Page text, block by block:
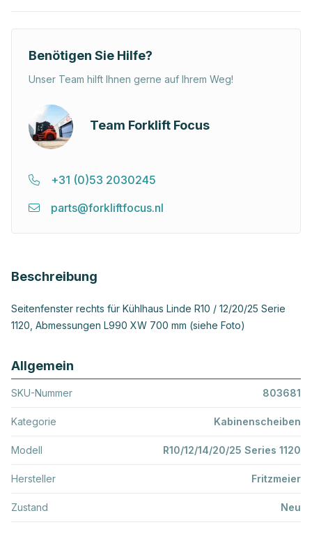
Benötigen Sie Hilfe?
Unser Team hilft Ihnen gerne auf Ihrem Weg!
Team Forklift Focus
+31 (0)53 2030245
parts@forkliftfocus.nl
Beschreibung
Seitenfenster rechts für Kühlhaus Linde R10 / 12/20/25 Serie
1120, Abmessungen L990 XW 700 mm (siehe Foto)
Allgemein
SKU-Nummer 803681
Kategorie Kabinenscheiben
Modell R10/12/14/20/25 Series 1120
Hersteller Fritzmeier
Zustand Neu